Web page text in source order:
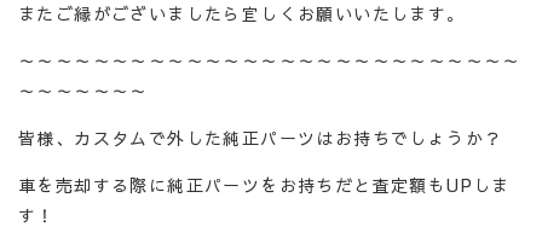
またご縁がございましたら宜しくお願いいたします。
～～～～～～～～～～～～～～～～～～～～～～～～～～～
～～～～～～～
皆様、カスタムで外した純正パーツはお持ちでしょうか？
車を売却する際に純正パーツをお持ちだと査定額もUPしま
す！